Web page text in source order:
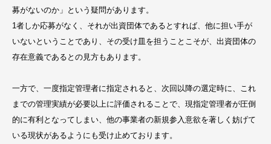
募がないのか」という疑問があります。
1者しか応募がなく、それが出資団体であるとすれば、他に担い手が
いないということであり、その受け皿を担うことこそが、出資団体の
存在意義であるとの見方もあります。
一方で、一度指定管理者に指定されると、次回以降の選定時に、これ
までの管理実績が必要以上に評価されることで、現指定管理者が圧倒
的に有利となってしまい、他の事業者の新規参入意欲を著しく妨げて
いる現状があるようにも受け止めております。